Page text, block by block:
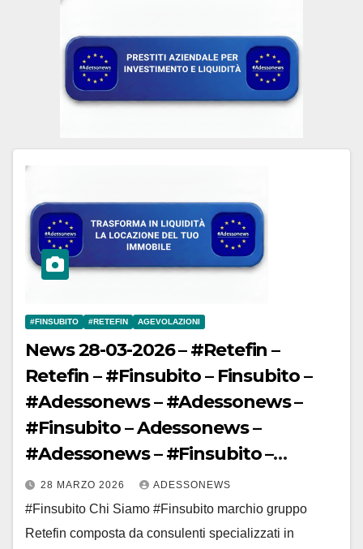
#FINSUBITO #RETEFIN AGEVOLAZIONI
News 28-03-2026 – #Retefin –
Retefin – #Finsubito – Finsubito –
#Adessonews – #Adessonews –
#Finsubito – Adessonews –
#Adessonews – #Finsubito –
Adessonews – #Adessonews –
#Finsubito – Adessonews
28 MARZO 2026 ADESSONEWS
#Finsubito Chi Siamo #Finsubito marchio gruppo
Retefin composta da consulenti specializzati in